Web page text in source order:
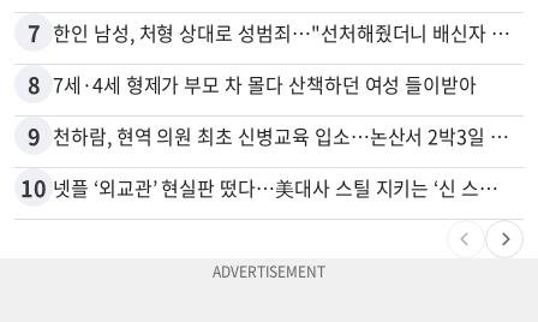
7 한인 남성, 처형 상대로 성범죄…"선처해줬더니 배신자 취급"
8 7세·4세 형제가 부모 차 몰다 산책하던 여성 들이받아
9 천하람, 현역 의원 최초 신병교육 입소…논산서 2박3일 생활
10 넷플 ‘외교관’ 현실판 떴다…美대사 스틸 지키는 ‘신 스틸러’